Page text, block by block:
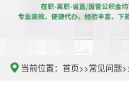
当前位置： 首页>>常见问题